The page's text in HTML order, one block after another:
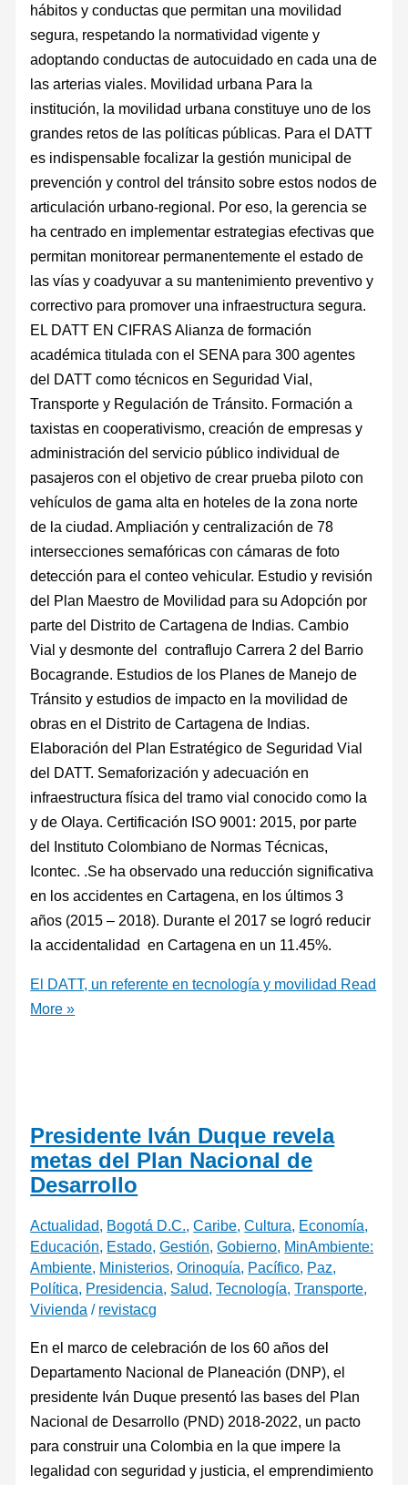
hábitos y conductas que permitan una movilidad
segura, respetando la normatividad vigente y
adoptando conductas de autocuidado en cada una de
las arterias viales. Movilidad urbana Para la
institución, la movilidad urbana constituye uno de los
grandes retos de las políticas públicas. Para el DATT
es indispensable focalizar la gestión municipal de
prevención y control del tránsito sobre estos nodos de
articulación urbano-regional. Por eso, la gerencia se
ha centrado en implementar estrategias efectivas que
permitan monitorear permanentemente el estado de
las vías y coadyuvar a su mantenimiento preventivo y
correctivo para promover una infraestructura segura.
EL DATT EN CIFRAS Alianza de formación
académica titulada con el SENA para 300 agentes
del DATT como técnicos en Seguridad Vial,
Transporte y Regulación de Tránsito. Formación a
taxistas en cooperativismo, creación de empresas y
administración del servicio público individual de
pasajeros con el objetivo de crear prueba piloto con
vehículos de gama alta en hoteles de la zona norte
de la ciudad. Ampliación y centralización de 78
intersecciones semafóricas con cámaras de foto
detección para el conteo vehicular. Estudio y revisión
del Plan Maestro de Movilidad para su Adopción por
parte del Distrito de Cartagena de Indias. Cambio
Vial y desmonte del contraflujo Carrera 2 del Barrio
Bocagrande. Estudios de los Planes de Manejo de
Tránsito y estudios de impacto en la movilidad de
obras en el Distrito de Cartagena de Indias.
Elaboración del Plan Estratégico de Seguridad Vial
del DATT. Semaforización y adecuación en
infraestructura física del tramo vial conocido como la
y de Olaya. Certificación ISO 9001: 2015, por parte
del Instituto Colombiano de Normas Técnicas,
Icontec. .Se ha observado una reducción significativa
en los accidentes en Cartagena, en los últimos 3
años (2015 – 2018). Durante el 2017 se logró reducir
la accidentalidad en Cartagena en un 11.45%.
El DATT, un referente en tecnología y movilidad Read
More »
Presidente Iván Duque revela
metas del Plan Nacional de
Desarrollo
Actualidad, Bogotá D.C.,Caribe,Cultura, Economía,
Educación, Estado,Gestión,Gobierno, MinAmbiente:
Ambiente, Ministerios,Orinoquía, Pacífico, Paz,
Política, Presidencia, Salud,Tecnología,Transporte,
Vivienda / revistacg
En el marco de celebración de los 60 años del
Departamento Nacional de Planeación (DNP), el
presidente Iván Duque presentó las bases del Plan
Nacional de Desarrollo (PND) 2018-2022, un pacto
para construir una Colombia en la que impere la
legalidad con seguridad y justicia, el emprendimiento